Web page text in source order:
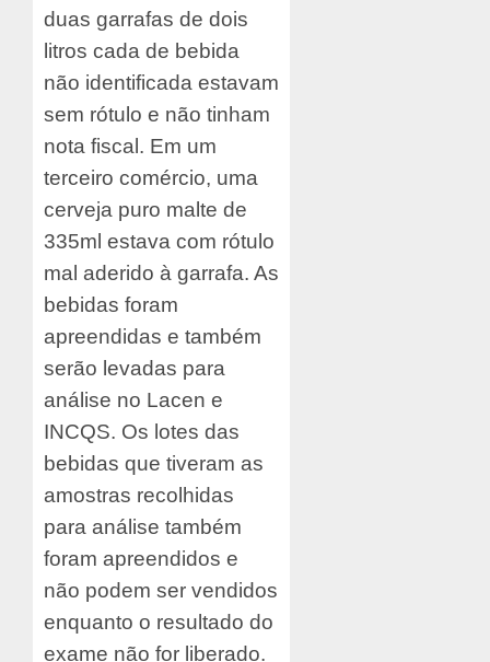
duas garrafas de dois
litros cada de bebida
não identificada estavam
sem rótulo e não tinham
nota fiscal. Em um
terceiro comércio, uma
cerveja puro malte de
335ml estava com rótulo
mal aderido à garrafa. As
bebidas foram
apreendidas e também
serão levadas para
análise no Lacen e
INCQS. Os lotes das
bebidas que tiveram as
amostras recolhidas
para análise também
foram apreendidos e
não podem ser vendidos
enquanto o resultado do
exame não for liberado.